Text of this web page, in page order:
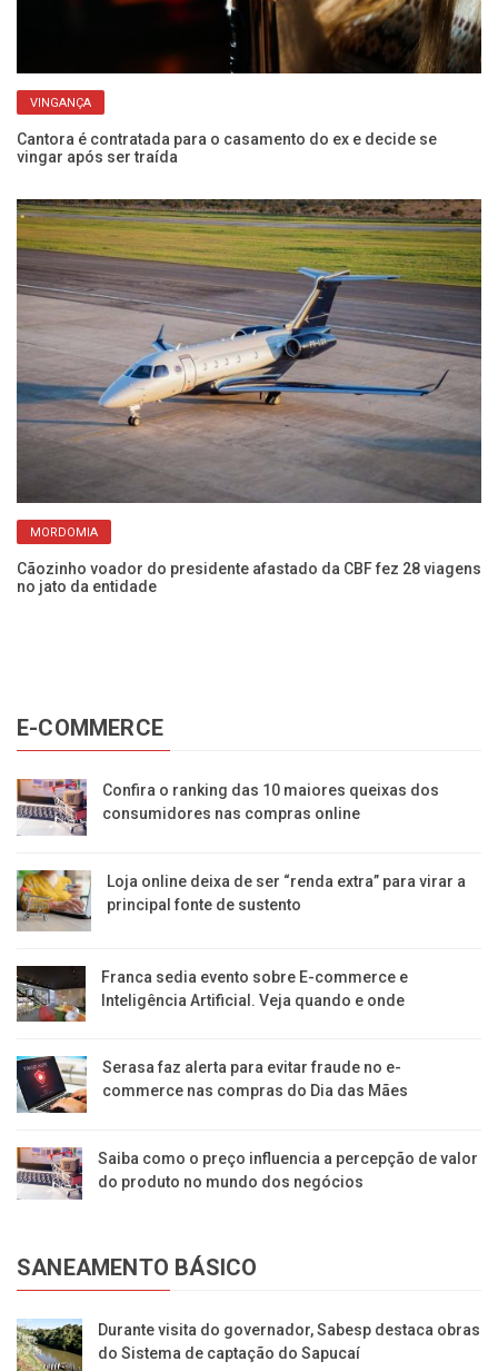
VINGANÇA
Cantora é contratada para o casamento do ex e decide se
vingar após ser traída
MORDOMIA
Cãozinho voador do presidente afastado da CBF fez 28 viagens
no jato da entidade
E-COMMERCE
Confira o ranking das 10 maiores queixas dos
consumidores nas compras online
Loja online deixa de ser “renda extra” para virar a
principal fonte de sustento
Franca sedia evento sobre E-commerce e
Inteligência Artificial. Veja quando e onde
Serasa faz alerta para evitar fraude no e-
commerce nas compras do Dia das Mães
Saiba como o preço influencia a percepção de valor
do produto no mundo dos negócios
SANEAMENTO BÁSICO
Durante visita do governador, Sabesp destaca obras
do Sistema de captação do Sapucaí